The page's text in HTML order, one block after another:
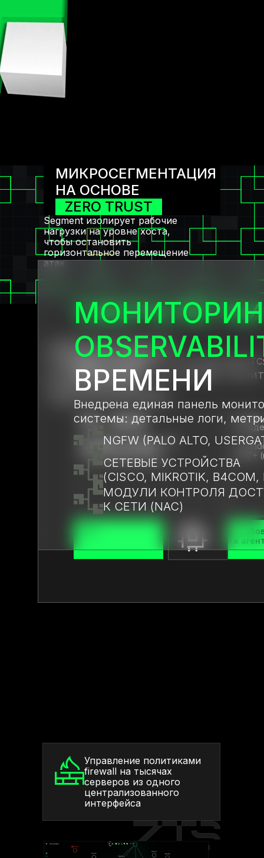
Agent SEGMENT
уровне ядра, не создавая
От 400
milicores *
* 1CPU=1000 milicores
CPU
+
+
к
ВРЕМЕНИ
Внедрена единая панель
системы: детальные логи,
NGFW (PALO ALTO,
СЕТЕВЫЕ УСТРОЙСТВА
(CISCO, MIKROTIK, B4COM,
МОДУЛИ КОНТРОЛЯ
К СЕТИ (NAC)
МИКРОСЕГМЕНТАЦИЯ
НА ОСНОВЕ
ZERO TRUST
Segment изолирует рабочие
нагрузки на уровне хоста,
чтобы остановить
горизонтальное перемещение
атак
ЕДИНАЯ ПАНЕЛЬ
И ПРОСТОТА
ЭКСПЛУАТАЦИИ
Управление политиками
firewall на тысячах
серверов из одного
централизованного
интерфейса